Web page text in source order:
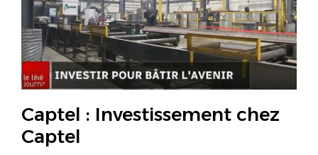
Captel : Investissement chez
Captel